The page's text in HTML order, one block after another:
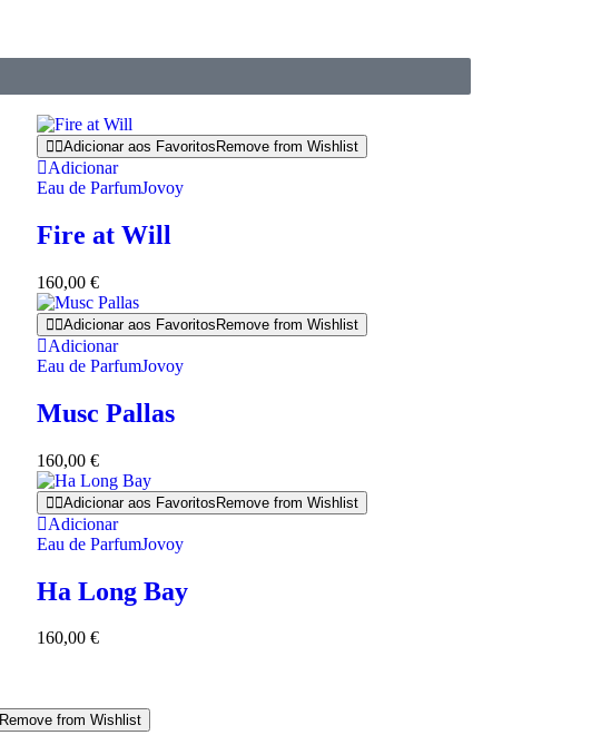
Adicionar aos Favoritos Remove from Wishlist
Adicionar
Eau de ParfumJovoy
Fire at Will
160,00 €
Adicionar aos Favoritos Remove from Wishlist
Adicionar
Eau de ParfumJovoy
Musc Pallas
160,00 €
Adicionar aos FavoritosRemove from Wishlist
Adicionar
Eau de ParfumJovoy
Ha Long Bay
160,00 €
Remove from Wishlist